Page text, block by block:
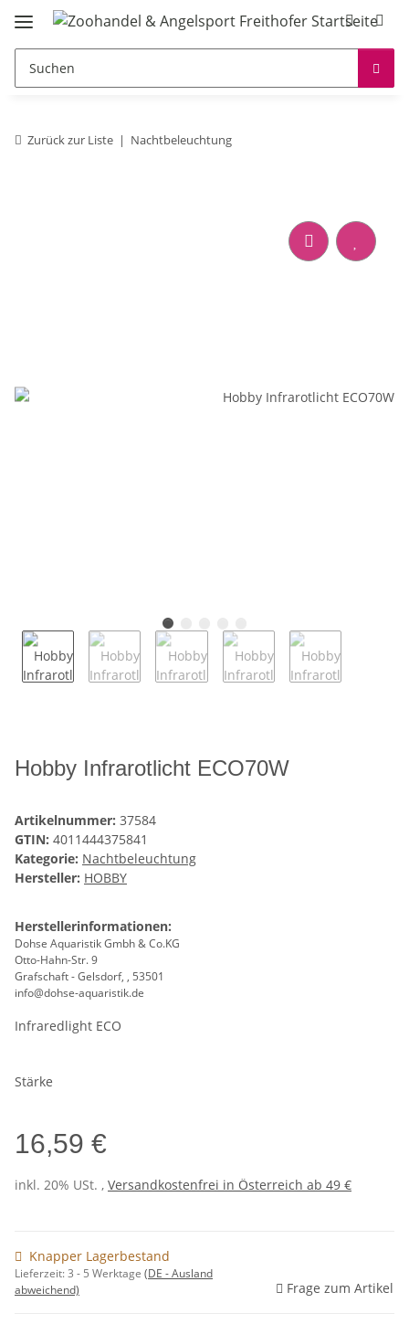
Zurück zur Liste Nachtbeleuchtung
Hobby Infrarotlicht ECO70W
Artikelnummer: 37584
GTIN: 4011444375841
Kategorie: Nachtbeleuchtung
Hersteller: HOBBY
Herstellerinformationen:
Dohse Aquaristik Gmbh & Co.KG
Otto-Hahn-Str. 9
Grafschaft - Gelsdorf, , 53501
info@dohse-aquaristik.de
Infraredlight ECO
Stärke
16,59 €
inkl. 20% USt. , Versandkostenfrei in Österreich ab 49 €
Knapper Lagerbestand
Lieferzeit:3 - 5 Werktage (DE - Ausland
abweichend)
Frage zum Artikel